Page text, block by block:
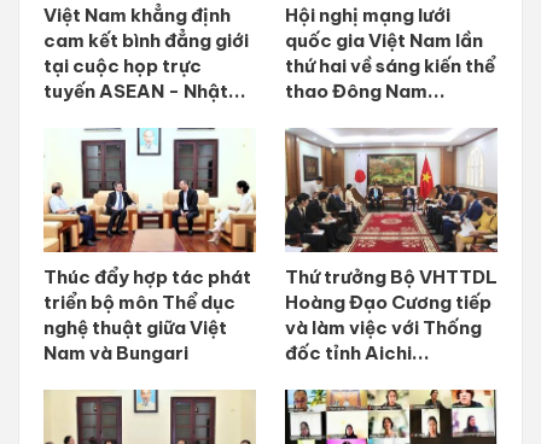
Việt Nam khẳng định
cam kết bình đẳng giới
tại cuộc họp trực
tuyến ASEAN - Nhật...
Hội nghị mạng lưới
quốc gia Việt Nam lần
thứ hai về sáng kiến thể
thao Đông Nam...
Thúc đẩy hợp tác phát
triển bộ môn Thể dục
nghệ thuật giữa Việt
Nam và Bungari
Thứ trưởng Bộ VHTTDL
Hoàng Đạo Cương tiếp
và làm việc với Thống
đốc tỉnh Aichi...